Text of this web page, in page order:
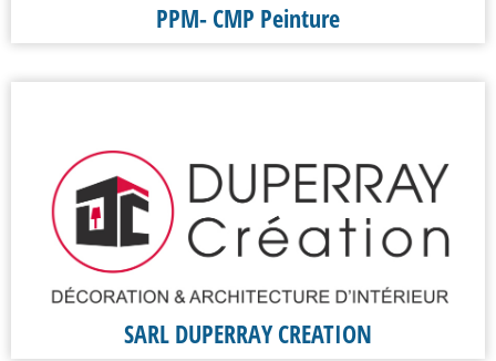
PPM- CMP Peinture
SARL DUPERRAY CREATION